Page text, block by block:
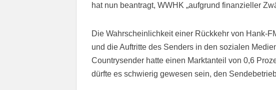
hat nun beantragt, WWHK „aufgrund finanzieller
Die Wahrscheinlichkeit einer Rückkehr von Hank-
und die Auftritte des Senders in den sozialen
Countrysender hatte einen Marktanteil von 0,6
dürfte es schwierig gewesen sein, den